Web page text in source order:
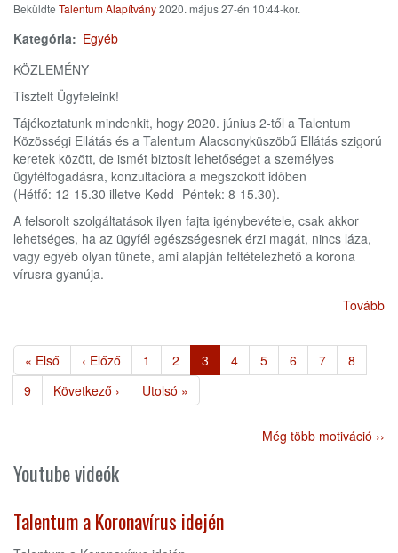
Beküldte Talentum Alapítvány2020. május 27-én 10:44-kor.
Kategória
Egyéb
KÖZLEMÉNY
Tisztelt Ügyfeleink!
Tájékoztatunk mindenkit, hogy 2020. június 2-től a Talentum
Közösségi Ellátás és a Talentum Alacsonyküszöbű Ellátás szigorú
keretek között, de ismét biztosít lehetőséget a személyes
ügyfélfogadásra, konzultációra a megszokott időben
(Hétfő: 12-15.30 illetve Kedd- Péntek: 8-15.30).
A felsorolt szolgáltatások ilyen fajta igénybevétele, csak akkor
lehetséges, ha az ügyfél egészségesnek érzi magát, nincs láza,
vagy egyéb olyan tünete, ami alapján feltételezhető a korona
vírusra gyanúja.
Tovább
Oldalszámozás
Első
oldal
« Első
Előző
oldal
‹ Előző Page
1 Page
2
Jelenlegi
oldal
3 Page
4 Page
5 Page
6 Page
7 Page
8
Page
9
Következő
oldal
Következő ›
Utolsó
oldal
Utolsó »
Még több motiváció ››
Youtube videók
Talentum a Koronavírus idején